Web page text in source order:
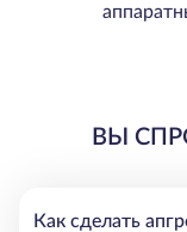
ВЫ
Как сделать